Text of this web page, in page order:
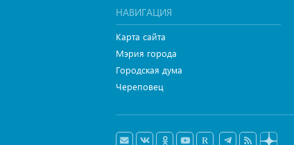
НАВИГАЦИЯ
Карта сайта
Мэрия города
Городская дума
Череповец